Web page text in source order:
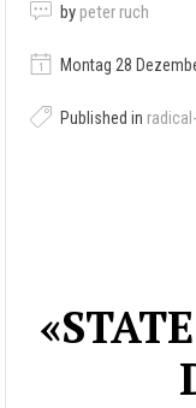
by peter ruch
Montag 28
Published in